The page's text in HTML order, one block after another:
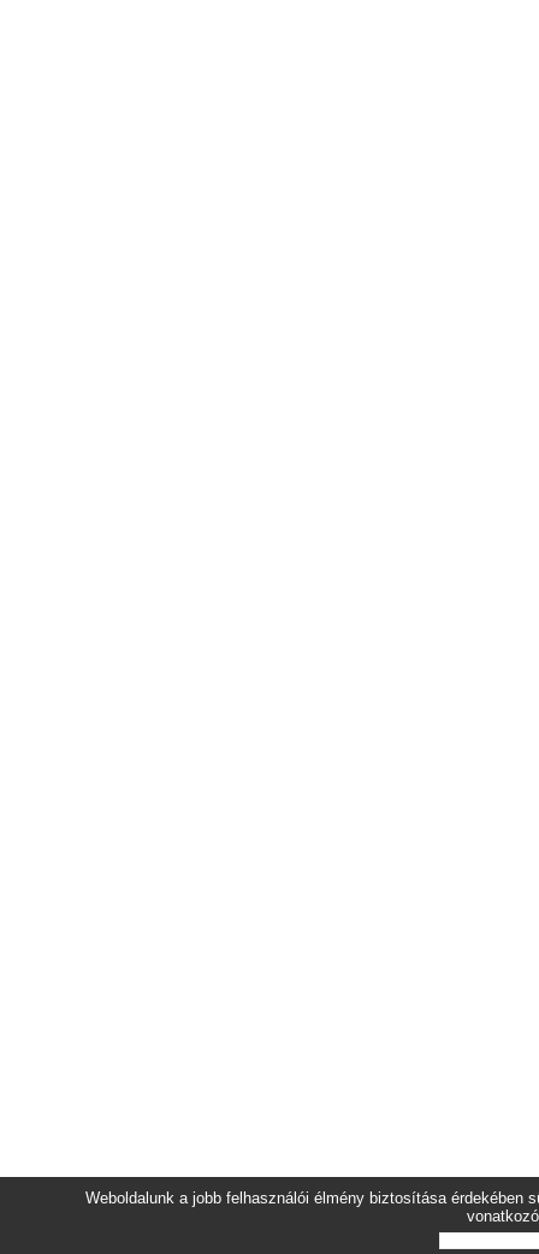
Weboldalunk a jobb felhasználói élmény biztosítása érdekében